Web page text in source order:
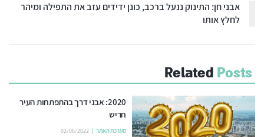
אבני חן: התינוק ננעל ברכב, כונן ידידים עזב את התפילה ומיהר
לחלץ אותו
Related Posts
2020: אבני דרך בהתפתחות העיר
חריש
מערכת האתר 02/06/2022